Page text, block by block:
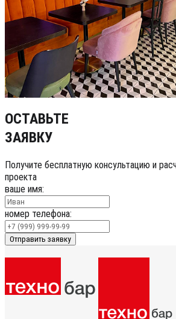
ОСТАВЬТЕ
ЗАЯВКУ
Получите бесплатную консультацию и
проекта
ваше имя:
номер телефона:
Отправить заявку